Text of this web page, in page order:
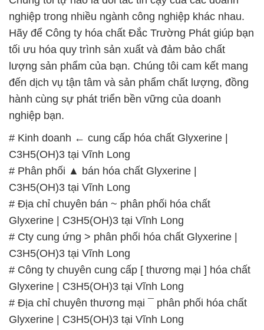
C3H5(OH)3 tại Vĩnh Long
# Phân phối ▲ bán hóa chất Glyxerine |
C3H5(OH)3 tại Vĩnh Long
# Địa chỉ chuyên bán ~ phân phối hóa chất
Glyxerine | C3H5(OH)3 tại Vĩnh Long
# Cty cung ứng > phân phối hóa chất Glyxerine |
C3H5(OH)3 tại Vĩnh Long
# Công ty chuyên cung cấp [ thương mại ] hóa chất
Glyxerine | C3H5(OH)3 tại Vĩnh Long
# Địa chỉ chuyên thương mại ¯ phân phối hóa chất
Glyxerine | C3H5(OH)3 tại Vĩnh Long
# Cty chuyên bán × kinh doanh hóa chất Glyxerine |
C3H5(OH)3 tại Vĩnh Long
# Cty thương mại │ cung cấp hóa chất Glyxerine |
C3H5(OH)3 tại Vĩnh Long
# Nhà bán hàng ▲ cung ứng hóa chất Glyxerine |
C3H5(OH)3 tại Vĩnh Long
# Công ty chuyên cung cấp Ø cung ứng hóa chất
Glyxerine | C3H5(OH)3 tại Vĩnh Long
# Cung cấp ƒ thương mại hóa chất Glyxerine |